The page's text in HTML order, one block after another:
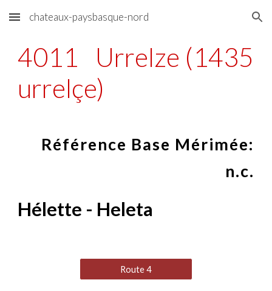
Skip to main content Skip to navigation
chateaux-paysbasque-nord
4011
Urrelze (1435
urrelçe)
Référence Base Mérimée:
n.c.
Hélette - Heleta
Route 4